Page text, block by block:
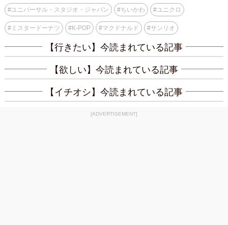
#ユニバーサル・スタジオ・ジャパン #ちいかわ #ユニクロ
#ミスタードーナツ #K-POP #マクドナルド #サンリオ
【行きたい】今読まれている記事
【欲しい】今読まれている記事
【イチオシ】今読まれている記事
[ADVERTISEMENT]